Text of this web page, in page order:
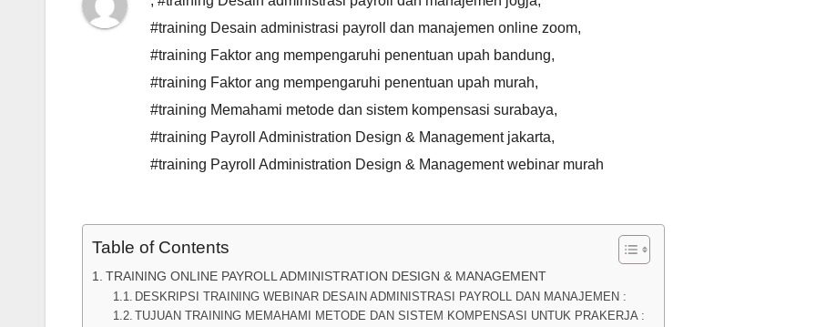
#training Desain administrasi payroll dan manajemen online zoom,
#training Faktor ang mempengaruhi penentuan upah bandung,
#training Faktor ang mempengaruhi penentuan upah murah,
#training Memahami metode dan sistem kompensasi surabaya,
#training Payroll Administration Design & Management jakarta,
#training Payroll Administration Design & Management webinar murah
Table of Contents
TRAINING ONLINE PAYROLL ADMINISTRATION DESIGN & MANAGEMENT
DESKRIPSI TRAINING WEBINAR DESAIN ADMINISTRASI PAYROLL DAN MANAJEMEN :
TUJUAN TRAINING MEMAHAMI METODE DAN SISTEM KOMPENSASI UNTUK PRAKERJA :